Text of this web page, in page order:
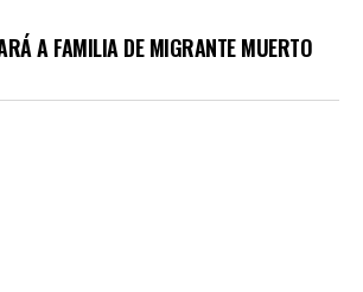
A FAMILIA DE MIGRANTE MUERTO